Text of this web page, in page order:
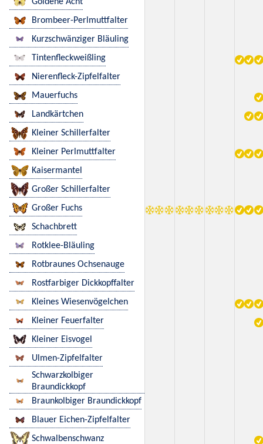
Brombeer-Perlmuttfalter
Kurzschwänziger Bläuling
Tintenfleckweißling
Nierenfleck-Zipfelfalter
Mauerfuchs
Landkärtchen
Kleiner Schillerfalter
Kleiner Perlmuttfalter
Kaisermantel
Großer Schillerfalter
Großer Fuchs
Schachbrett
Rotklee-Bläuling
Rotbraunes Ochsenauge
Rostfarbiger Dickkopffalter
Kleines Wiesenvögelchen
Kleiner Feuerfalter
Kleiner Eisvogel
Ulmen-Zipfelfalter
Schwarzkolbiger
Braundickkopf
Braunkolbiger Braundickkopf
Blauer Eichen-Zipfelfalter
Schwalbenschwanz